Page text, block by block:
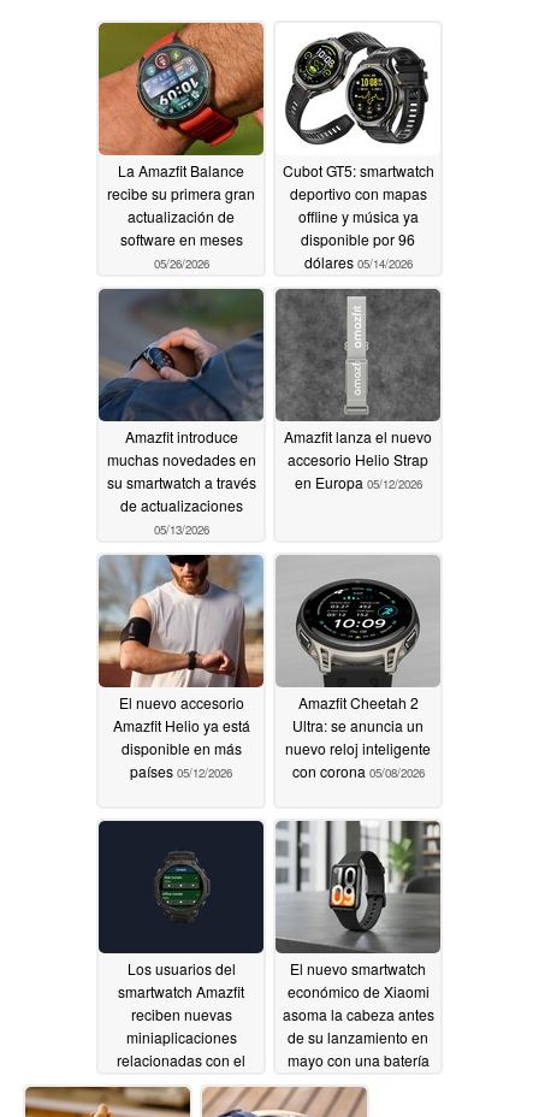
La Amazfit Balance
recibe su primera gran
actualización de
software en meses
05/26/2026
Cubot GT5: smartwatch
deportivo con mapas
offline y música ya
disponible por 96
dólares 05/14/2026
Amazfit introduce
muchas novedades en
su smartwatch a través
de actualizaciones
05/13/2026
Amazfit lanza el nuevo
accesorio Helio Strap
en Europa 05/12/2026
El nuevo accesorio
Amazfit Helio ya está
disponible en más
países 05/12/2026
Amazfit Cheetah 2
Ultra: se anuncia un
nuevo reloj inteligente
con corona 05/08/2026
Los usuarios del
smartwatch Amazfit
reciben nuevas
miniaplicaciones
relacionadas con el
asistente doméstico
05/05/2026
El nuevo smartwatch
económico de Xiaomi
asoma la cabeza antes
de su lanzamiento en
mayo con una batería
de hasta 25 días de
duración05/04/2026